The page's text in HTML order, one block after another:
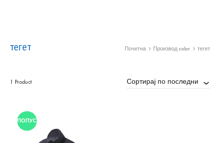
тегет Почетна Производ color тегет
1 Product Сортирај по последни
ПОПУСТ